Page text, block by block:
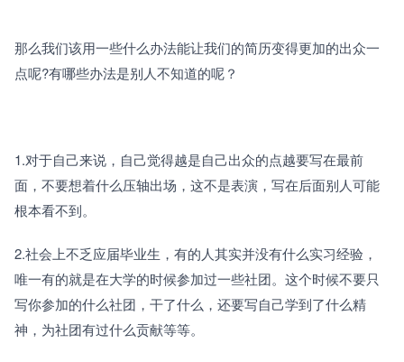
那么我们该用一些什么办法能让我们的简历变得更加的出众一
点呢?有哪些办法是别人不知道的呢？
1.对于自己来说，自己觉得越是自己出众的点越要写在最前
面，不要想着什么压轴出场，这不是表演，写在后面别人可能
根本看不到。
2.社会上不乏应届毕业生，有的人其实并没有什么实习经验，
唯一有的就是在大学的时候参加过一些社团。这个时候不要只
写你参加的什么社团，干了什么，还要写自己学到了什么精
神，为社团有过什么贡献等等。